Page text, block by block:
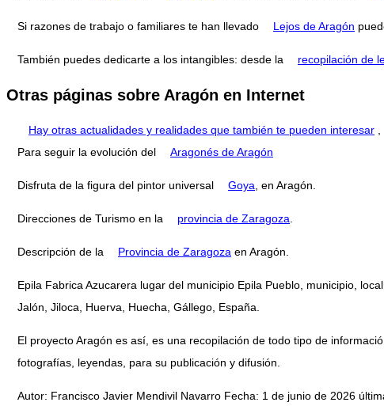
Si razones de trabajo o familiares te han llevado Lejos de Aragón
También puedes dedicarte a los intangibles: desde la recopilación de
Otras páginas sobre Aragón en Internet
Hay otras actualidades y realidades que también te pueden interesar
Para seguir la evolución del
Aragonés de Aragón
Disfruta de la figura del pintor universal Goya , en Aragón.
Direcciones de Turismo en la provincia de Zaragoza
Descripción de la Provincia de Zaragoza en Aragón.
Epila Fabrica Azucarera lugar del municipio Epila Pueblo, municipio,
Jalón, Jiloca, Huerva, Huecha, Gállego, España.
El proyecto Aragón es así, es una recopilación de todo tipo de
fotografías, leyendas, para su publicación y difusión.
Autor: Francisco Javier Mendivil Navarro Fecha: 1 de junio de 2026